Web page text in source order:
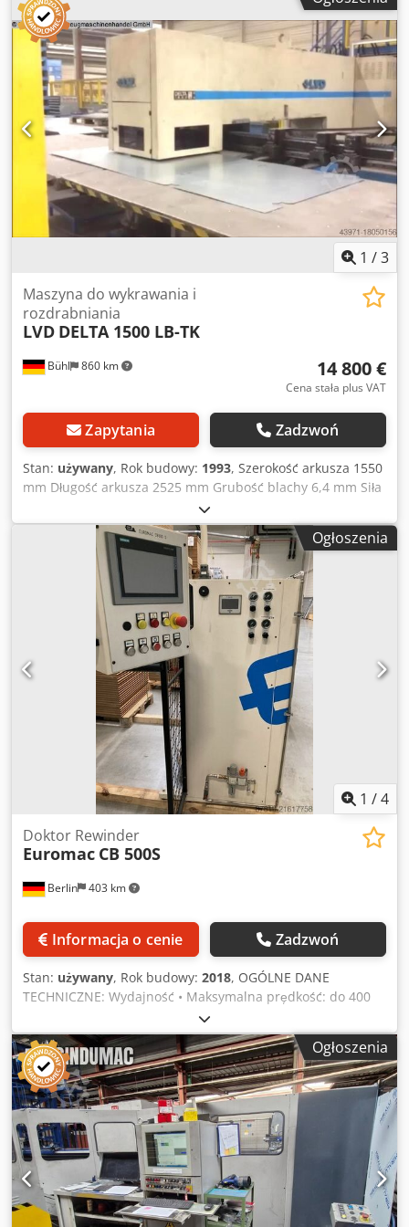
Procesor: 2 GHz PAMIĘĆ RAM: 2 GB Transfer danych:
Pamięć USB Wyświetlacz: 12" kolorowy ekran TFT LCD Ruch
Osie: 6 (X, Y, Z, C1, C2, T) Prędkości osi: X: 100 m/min Y: 80
m/min X + Y łącznie: 128 m/min Obrót C1 / C2: 300
obrotów/min Oś T: 20 obrotów/min Zmiana położenia:
Dostępne Dokładność pozycjonowania: ±0,1 mm Dcjdpfx
Ajzbiybsi Ijk Powtarzalność: 0,04 mm Oprogramowanie
CAM do nestingu: Lantek Głowica obrotowa Obrót
narzędzia: Indeksowany Obsługa narzędzi
wielofunkcyjnych: Dostępne (3 lub 8 narzędzi) Całkowita
liczba stacji narzędziowych: 20 Uchwyty na narzędzia
wymienne: Standardowo 4 (opcja do 10) Czas wymiany
narzędzia (narzędzia wielofunkcyjne): 0.3 s Maksymalny
mm * Liczba skoków: 180 skoków/min * Wymiary stołu ok.
4000 x 1300 mm * Szafa z akcesoriami * Usterka
elektryczna
1 /3
Bühl 860 km
Maszyna do wykrawania i
rozdrabniania
LVD DELTA 1500 LB-TK
14 800 €
Cena stała plus VAT
Zapytania Zadzwoń
Stan: używany, Rok budowy: 1993, Szerokość arkusza 1550
mm Długość arkusza 2525 mm Grubość blachy 6,4 mm Siła
wykrawania 200 kN Dcjdpfx Ajvh Ndpei Isk Prędkość
pozycjonowania X 50 m/min Prędkość pozycjonowania Y 50
m/min Częstotliwość skoków 200 / 400 skoków/min System
sterowania MNC 32000 Zmieniacz narzędzi 22 poz
Całkowite zapotrzebowanie mocy 7,5 kW
Ogłoszenia
1 /4
Berlin 403 km
Doktor Rewinder
Euromac CB 500S
Informacja o cenie Zadzwoń
Stan: używany, Rok budowy: 2018, OGÓLNE DANE
TECHNICZNE: Wydajność • Maksymalna prędkość: do 400
m/min • Prędkość uzależniona od właściwości materiału i
warunków cięcia wzdłużnego Pas i wymiary Szerokość
robocza: 40 – 400 mm Maksymalna szerokość pasa: 400 –
450 mm Parametry roli Maksymalna średnica roli
odwijanej: 520 mm Maksymalna średnica roli nawijanej:
520 mm Maksymalna waga roli: 100 kg Średnica gilzy: •
Odwijanie: 76 mm (3”), adapter 120 mm • Nawijanie: 76
mm (3”), adapter 120 mm Materiały Djdpfx Aijyx Dc To Ieck
• Papier • Aluminium • Laminaty • Folie elastyczne •
Grubość materiału: - Folie: 30 – 100 µm Dane elektryczne
Zasilanie główne: 3 × 400 V, 50 Hz Napięcie pomocnicze:
Ogłoszenia